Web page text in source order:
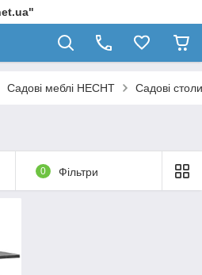
Садові меблі HECHT Садові
0 Фільтри